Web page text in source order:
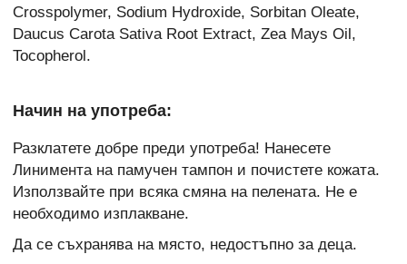
Crosspolymer, Sodium Hydroxide, Sorbitan Oleate,
Daucus Carota Sativa Root Extract, Zea Mays Oil,
Tocopherol.
Начин на употреба:
Разклатете добре преди употреба! Нанесете
Линимента на памучен тампон и почистете кожата.
Използвайте при всяка смяна на пелената. Не е
необходимо изплакване.
Да се съхранява на място, недостъпно за деца.